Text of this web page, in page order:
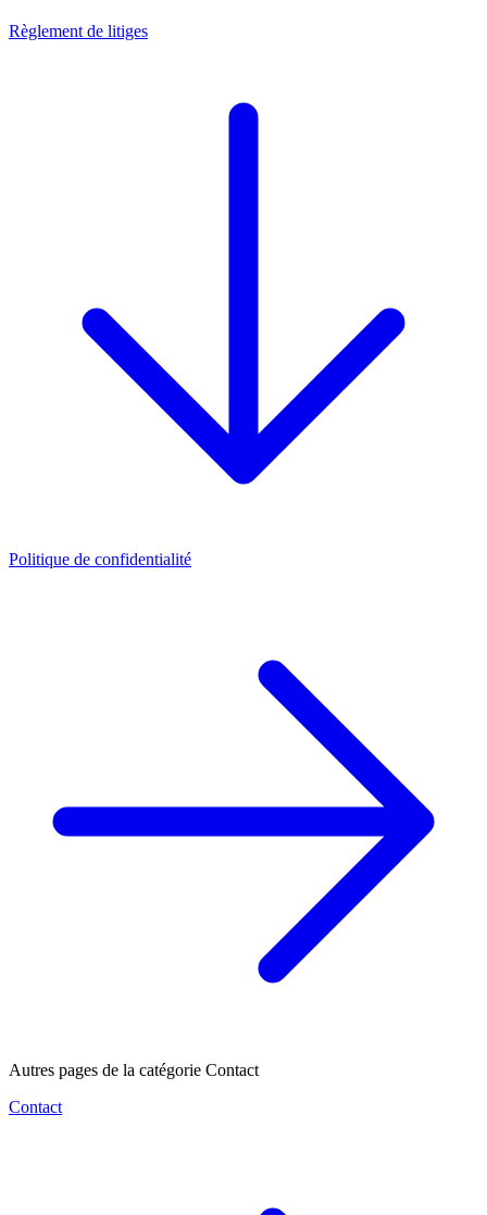
Règlement de litiges
Politique de confidentialité
Autres pages de la catégorie Contact
Contact